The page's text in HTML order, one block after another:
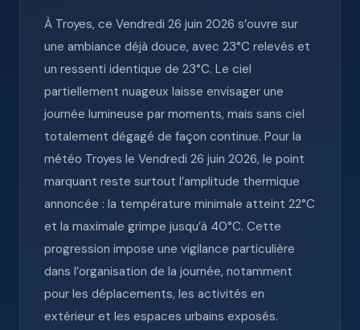
À Troyes, ce Vendredi 26 juin 2026 s’ouvre sur
une ambiance déjà douce, avec 23°C relevés et
un ressenti identique de 23°C. Le ciel
partiellement nuageux laisse envisager une
journée lumineuse par moments, mais sans ciel
totalement dégagé de façon continue. Pour la
météo Troyes le Vendredi 26 juin 2026, le point
marquant reste surtout l’amplitude thermique
annoncée : la température minimale atteint 22°C
et la maximale grimpe jusqu’à 40°C. Cette
progression impose une vigilance particulière
dans l’organisation de la journée, notamment
pour les déplacements, les activités en
extérieur et les espaces urbains exposés.